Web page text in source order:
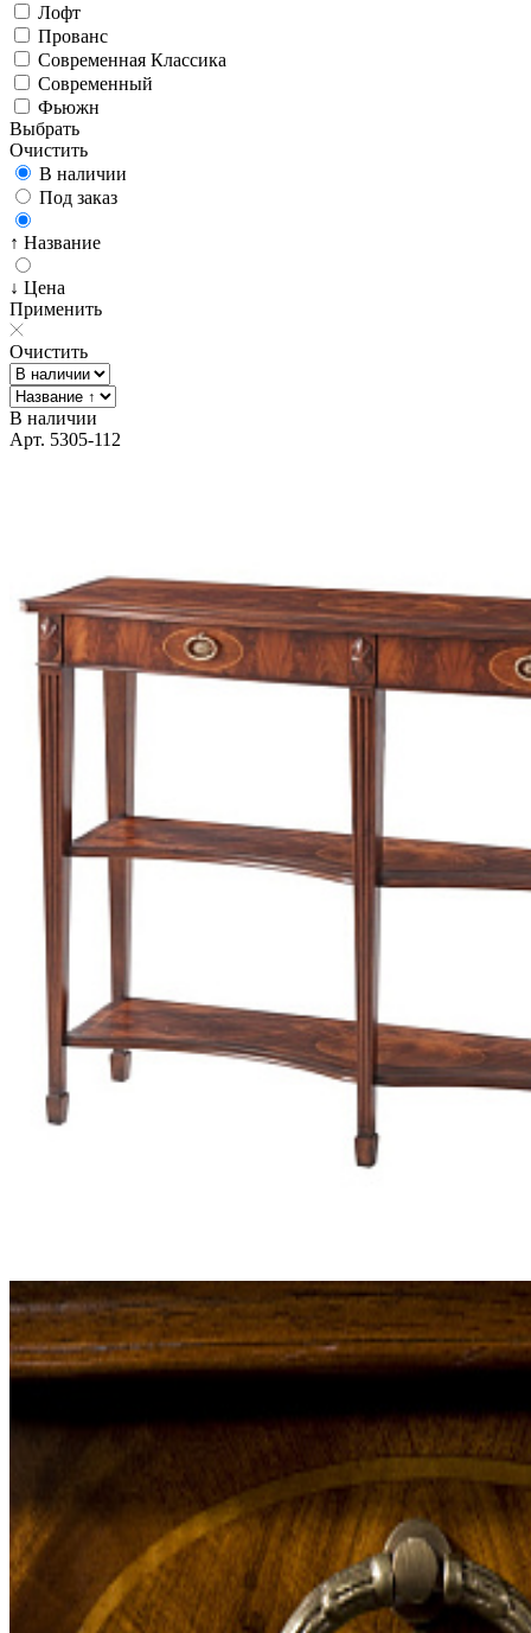
Лофт
Прованс
Современная Классика
Современный
Фьюжн
Выбрать
Очистить
В наличии
Под заказ
↑ Название
↓ Цена
Применить
Очистить
В наличии
Арт. 5305-112